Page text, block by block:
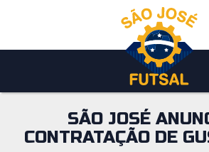
o
SÃO JOSÉ
CONTRATAÇÃO DE